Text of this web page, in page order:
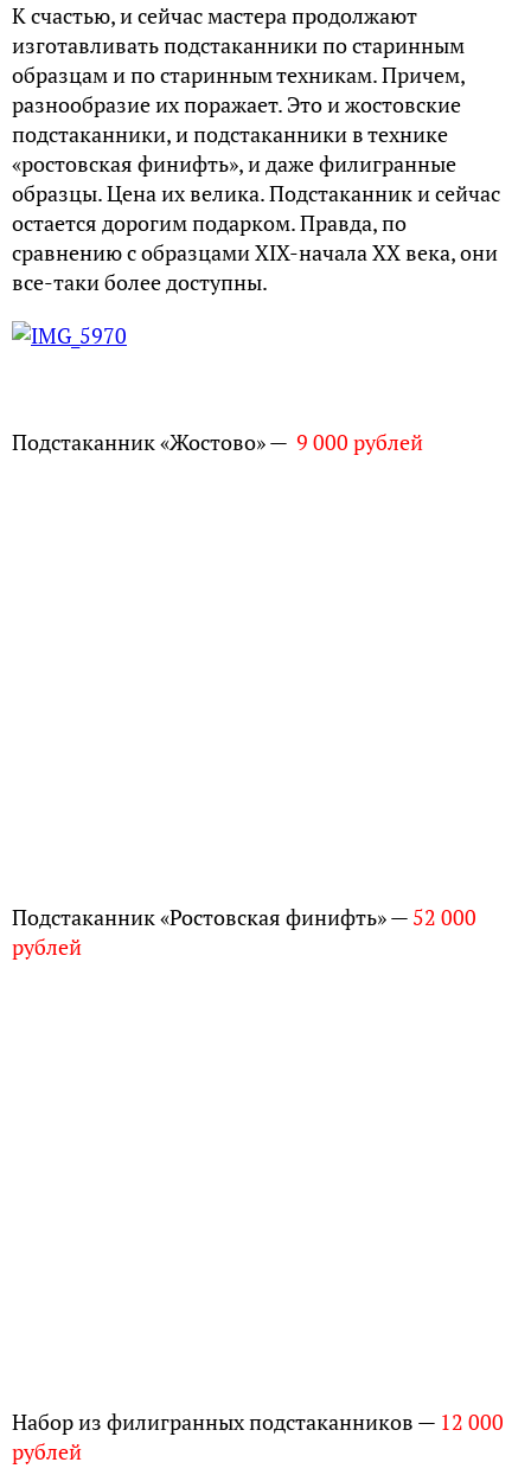
К счастью, и сейчас мастера продолжают
изготавливать подстаканники по старинным
образцам и по старинным техникам. Причем,
разнообразие их поражает. Это и жостовские
подстаканники, и подстаканники в технике
«ростовская финифть», и даже филигранные
образцы. Цена их велика. Подстаканник и сейчас
остается дорогим подарком. Правда, по
сравнению с образцами XIX-начала XX века, они
все-таки более доступны.
Подстаканник «Жостово» — 9 000 рублей